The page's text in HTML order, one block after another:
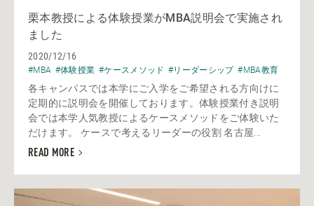
栗本教授による体験授業がMBA説明会で実施され
ました
2020/12/16
#MBA #体験授業 #ケースメソッド #リーダーシップ #MBA教育
各キャンパスでは本学にご入学をご希望される方向けに
定期的に説明会を開催しております。体験授業付き説明
会では本学人気教授によるケースメソッドをご体験いた
だけます。 ケースで考えるリーダーの役割 名古屋...
READ MORE